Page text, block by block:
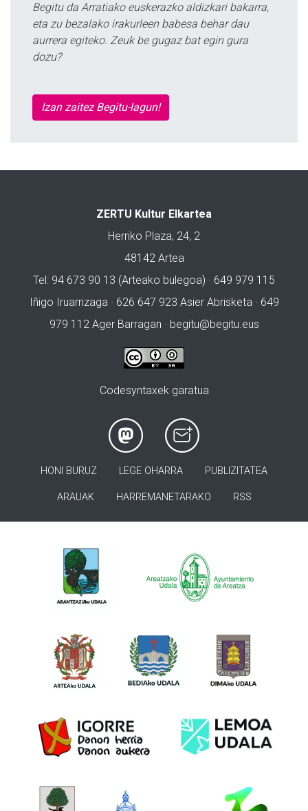
Begitu da Arratiako euskerazko aldizkari bakarra,
eta zu bezalako irakurleen babesa behar dau
aurrera egiteko. Zeuk be gugaz bat egin gura
dozu?
Izan zaitez Begitu-lagun!
ZERTU Kultur Elkartea
Herriko Plaza, 24, 2
48142 Artea
Tel: 94 673 90 13 (Arteako bulegoa) · 649 979 115
Iñigo Iruarrizaga · 626 647 923 Asier Abrisketa · 649
979 112 Ager Barragan · begitu@begitu.eus
Codesyntaxek garatua
HONI BURUZ LEGE OHARRA PUBLIZITATEA
ARAUAK HARREMANETARAKO RSS